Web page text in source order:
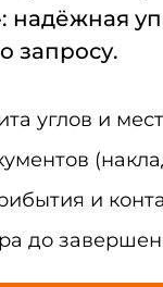
надёжная
запросу.
углов и
и
до